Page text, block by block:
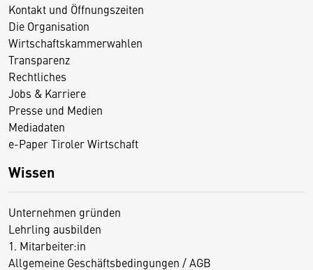
Kontakt und Öffnungszeiten
Die Organisation
Wirtschaftskammerwahlen
Transparenz
Rechtliches
Jobs & Karriere
Presse und Medien
Mediadaten
e-Paper Tiroler Wirtschaft
Wissen
Unternehmen gründen
Lehrling ausbilden
1. Mitarbeiter:in
Allgemeine Geschäftsbedingungen / AGB